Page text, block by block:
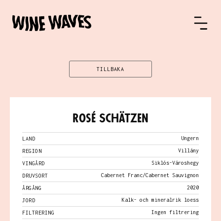
TILLBAKA
Rosé Schätzen
LAND Ungern
REGION Villány
VINGÅRD Siklós-Városhegy
DRUVSORT Cabernet Franc/Cabernet Sauvignon
ÅRGÅNG 2020
JORD Kalk- och mineralrik loess
FILTRERING Ingen filtrering